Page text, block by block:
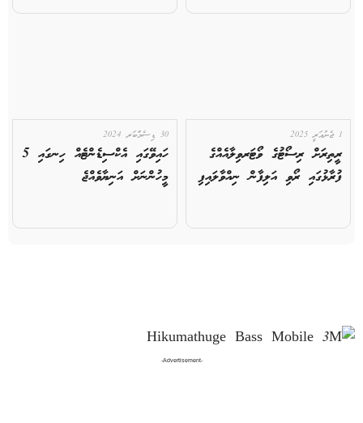
1 ޖެނުއަރީ 2025
ރީތިރަށް ރިސޯޓުގެ ވޯޓަރވިލާއެއްގެ
ފުރާޅުގައި ރޯވި އަލިފާން ނިއްވާލައިފި
30 ޑިސެމްބަރ 2024
ހައިވޭގައި އެކްސިޑެންޓެއް ހިނގައި 5
މީހުންނަށް އަނިޔާވެއްޖެ
-Advertisement-